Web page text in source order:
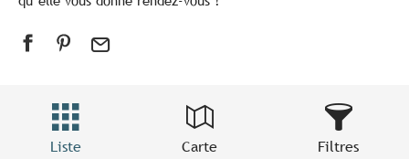
Liste Carte Filtres